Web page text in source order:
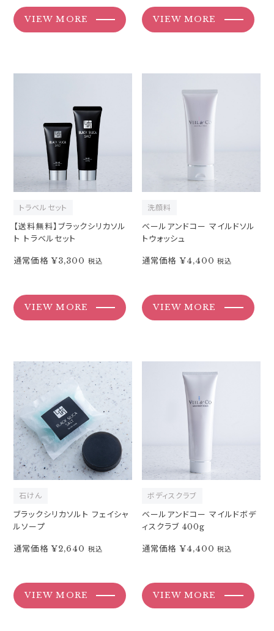
VIEW MORE VIEW MORE
トラベルセット
【送料無料】ブラックシリカソル
ト トラベルセット
通常価格 ¥3,300 税込
VIEW MORE
洗顔料
ベールアンドコー マイルドソル
トウォッシュ
通常価格 ¥4,400 税込
VIEW MORE
石けん
ブラックシリカソルト フェイシャ
ルソープ
通常価格 ¥2,640 税込
VIEW MORE
ボディスクラブ
ベールアンドコー マイルドボデ
ィスクラブ 400g
通常価格 ¥4,400 税込
VIEW MORE